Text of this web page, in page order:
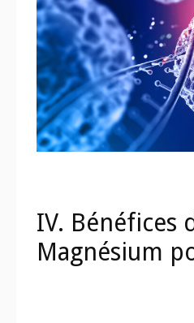
IV. Bénéfices
Magnésium